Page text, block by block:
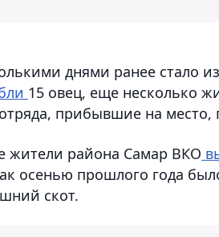
днями ранее стало
15 овец, еще несколько
прибывшие на место,
жители района Самар ВКО
осенью прошлого года
скот.